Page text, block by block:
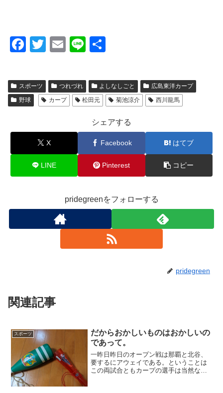
F
c
e
b
k
T
tt
er
E
ail
Li
e
スポーツ つれづれ よしなしごと
広島東洋カープ
野球
カープ 松田元 菊池涼介 西川龍馬
シェアする
X Facebook はてブ
LINE Pinterest コピー
pridegreenをフォローする
pridegreen
関連記事
スポーツ
だからおかしいものはおかしいの
であって。
一昨日昨日のオープン戦は那覇と北谷、
要するにアウェイである。ということは
この両試合ともカープの選手は当然なが